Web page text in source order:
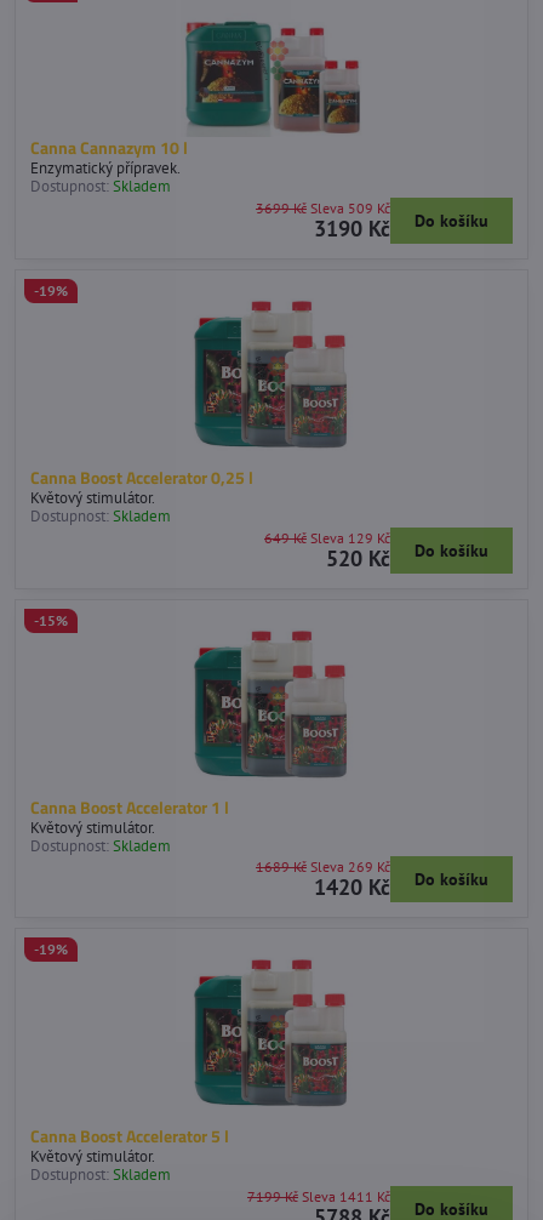
Canna Cannazym 10 l
Enzymatický přípravek.
Dostupnost:Skladem
3190 Kč
3699 Kč Sleva 509 Kč
Do košíku
Canna Boost Accelerator 0,25 l
-19%
Květový stimulátor.
Dostupnost:Skladem
520 Kč
649 Kč Sleva 129 Kč
Do košíku
Canna Boost Accelerator 1 l
-15%
Květový stimulátor.
Dostupnost:Skladem
1420 Kč
1689 Kč Sleva 269 Kč
Do košíku
Canna Boost Accelerator 5 l
-19%
Květový stimulátor.
Dostupnost:Skladem
7199 Kč Sleva 1411 Kč
Do košíku